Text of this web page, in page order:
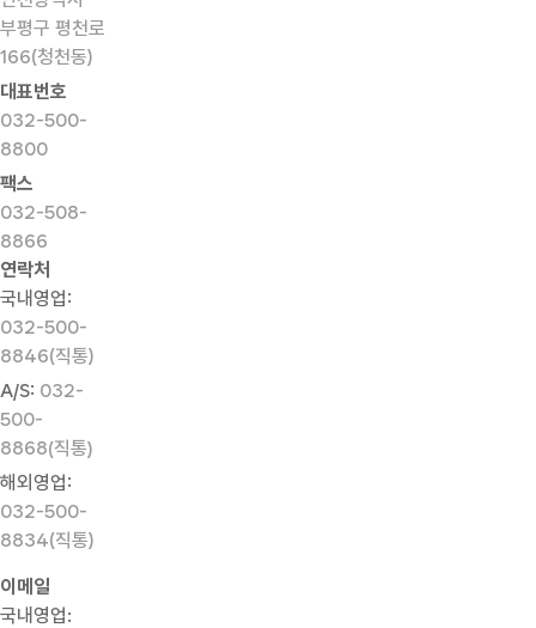
부평구 평천로
166(청천동)
대표번호
032-500-
8800
팩스
032-508-
8866
연락처
국내영업:
032-500-
8846(직통)
A/S: 032-
500-
8868(직통)
해외영업:
032-500-
8834(직통)
이메일
국내영업: